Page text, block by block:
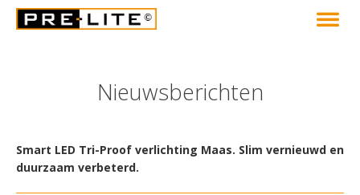
Nieuwsberichten
Smart LED Tri-Proof verlichting Maas. Slim vernieuwd en
duurzaam verbeterd.